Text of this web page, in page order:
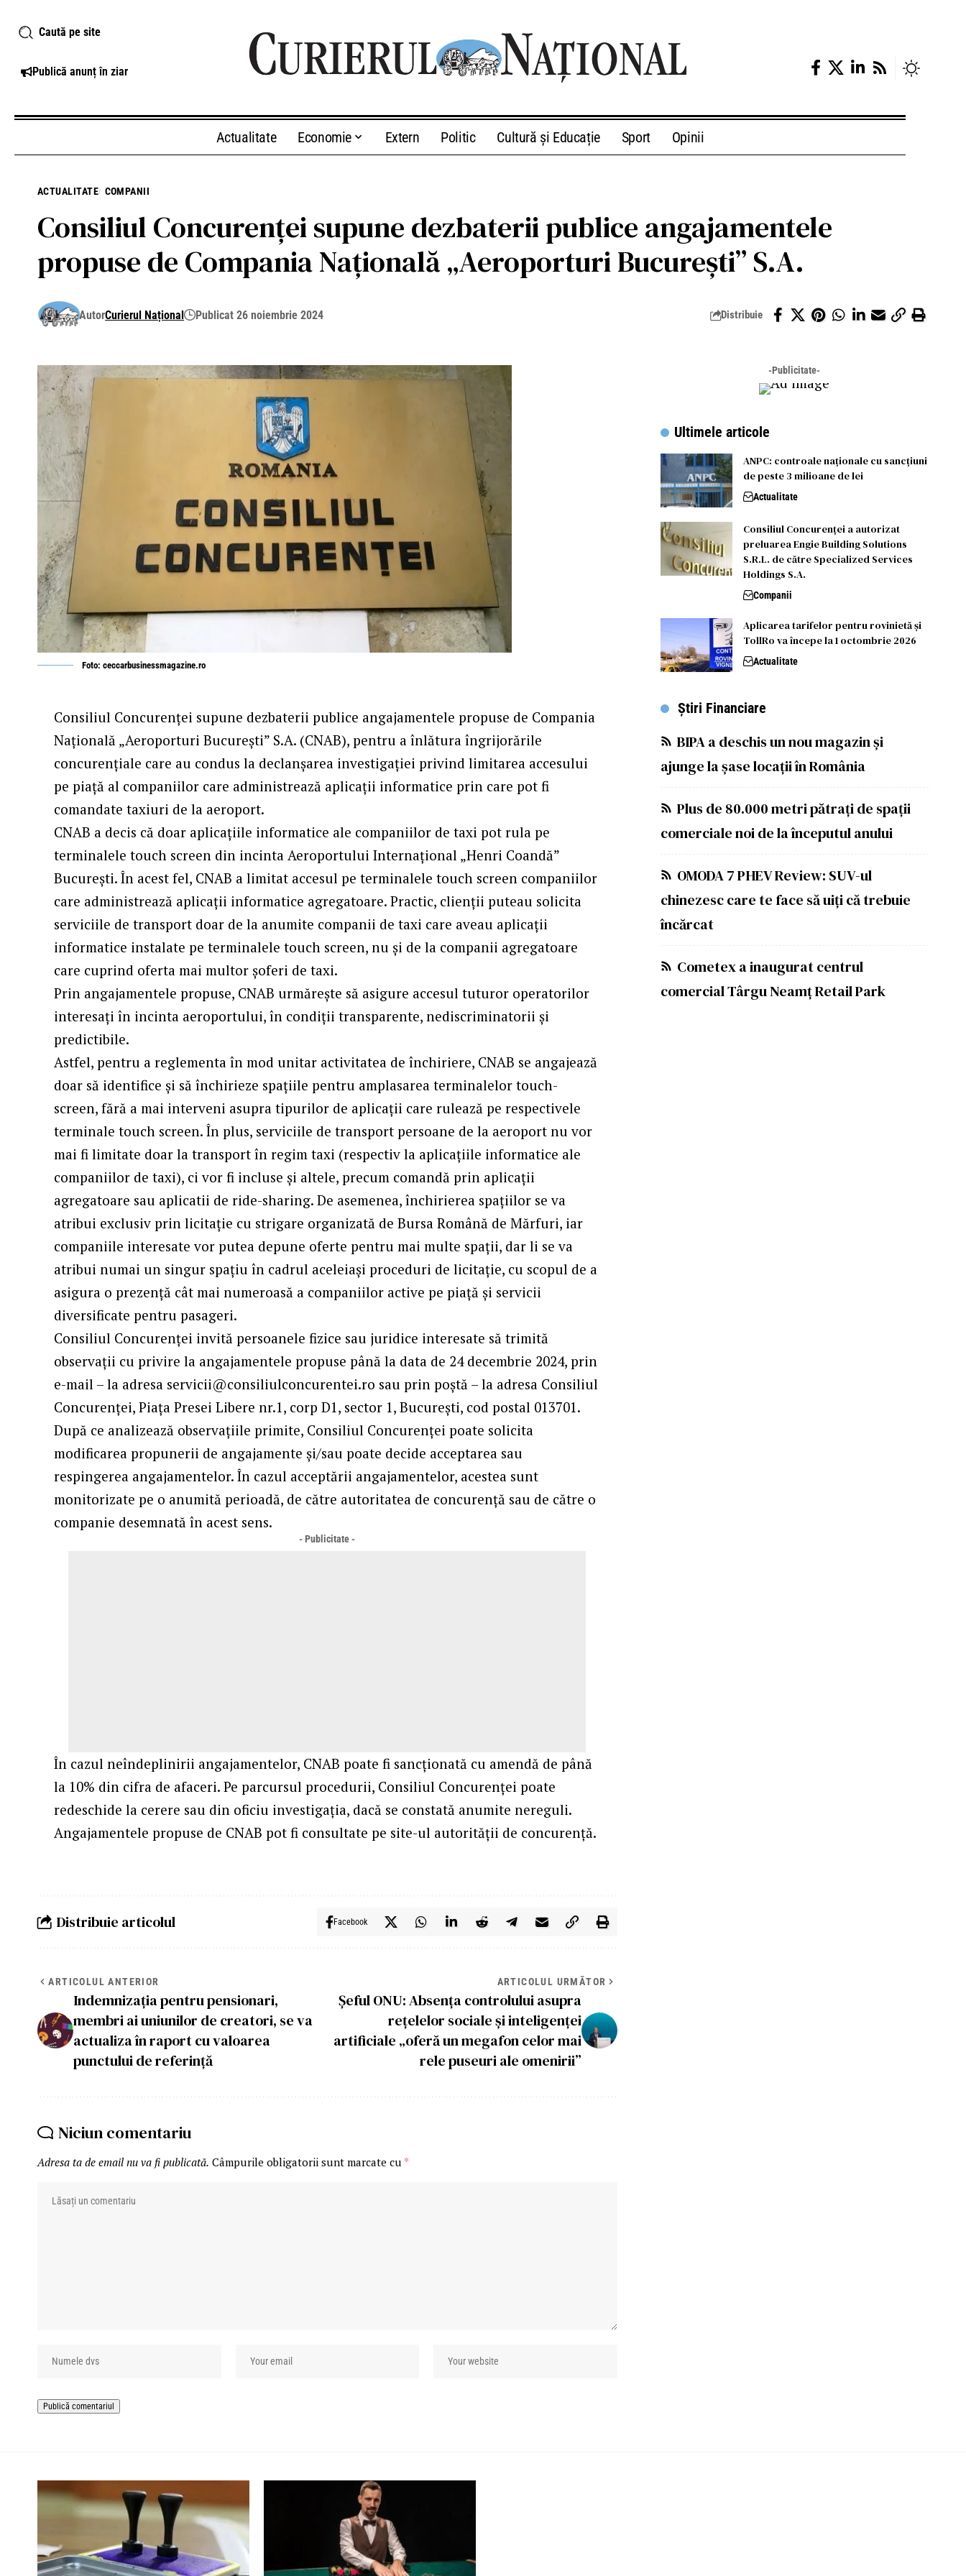
Caută pe site
Publică anunț în ziar
Actualitate Economie Extern Politic Cultură și Educație Sport Opinii
ACTUALITATE COMPANII
Consiliul Concurenţei supune dezbaterii publice angajamentele
propuse de Compania Națională „Aeroporturi București” S.A.
AutorCurierul Național Publicat 26 noiembrie 2024 Distribuie
Foto: ceccarbusinessmagazine.ro
Consiliul Concurenţei supune dezbaterii publice angajamentele propuse de Compania
Națională „Aeroporturi București” S.A. (CNAB), pentru a înlătura îngrijorările
concurențiale care au condus la declanșarea investigației privind limitarea accesului
pe piață al companiilor care administrează aplicații informatice prin care pot fi
comandate taxiuri de la aeroport.
CNAB a decis că doar aplicațiile informatice ale companiilor de taxi pot rula pe
terminalele touch screen din incinta Aeroportului Internațional „Henri Coandă”
București. În acest fel, CNAB a limitat accesul pe terminalele touch screen companiilor
care administrează aplicații informatice agregatoare. Practic, clienții puteau solicita
serviciile de transport doar de la anumite companii de taxi care aveau aplicații
informatice instalate pe terminalele touch screen, nu și de la companii agregatoare
care cuprind oferta mai multor șoferi de taxi.
Prin angajamentele propuse, CNAB urmărește să asigure accesul tuturor operatorilor
interesați în incinta aeroportului, în condiții transparente, nediscriminatorii și
predictibile.
Astfel, pentru a reglementa în mod unitar activitatea de închiriere, CNAB se angajează
doar să identifice și să închirieze spațiile pentru amplasarea terminalelor touch-
screen, fără a mai interveni asupra tipurilor de aplicații care rulează pe respectivele
terminale touch screen. În plus, serviciile de transport persoane de la aeroport nu vor
mai fi limitate doar la transport în regim taxi (respectiv la aplicațiile informatice ale
companiilor de taxi), ci vor fi incluse și altele, precum comandă prin aplicații
agregatoare sau aplicatii de ride-sharing. De asemenea, închirierea spațiilor se va
atribui exclusiv prin licitație cu strigare organizată de Bursa Română de Mărfuri, iar
companiile interesate vor putea depune oferte pentru mai multe spații, dar li se va
atribui numai un singur spațiu în cadrul aceleiași proceduri de licitație, cu scopul de a
asigura o prezență cât mai numeroasă a companiilor active pe piață și servicii
diversificate pentru pasageri.
Consiliul Concurenţei invită persoanele fizice sau juridice interesate să trimită
observaţii cu privire la angajamentele propuse până la data de 24 decembrie 2024, prin
e-mail – la adresa servicii@consiliulconcurentei.ro sau prin poştă – la adresa Consiliul
Concurenţei, Piaţa Presei Libere nr.1, corp D1, sector 1, Bucureşti, cod postal 013701.
După ce analizează observațiile primite, Consiliul Concurenței poate solicita
modificarea propunerii de angajamente și/sau poate decide acceptarea sau
respingerea angajamentelor. În cazul acceptării angajamentelor, acestea sunt
monitorizate pe o anumită perioadă, de către autoritatea de concurenţă sau de către o
companie desemnată în acest sens.
- Publicitate -
În cazul neîndeplinirii angajamentelor, CNAB poate fi sancţionată cu amendă de până
la 10% din cifra de afaceri. Pe parcursul procedurii, Consiliul Concurenţei poate
redeschide la cerere sau din oficiu investigaţia, dacă se constată anumite nereguli.
Angajamentele propuse de CNAB pot fi consultate pe site-ul autorității de concurență.
Distribuie articolul Facebook
ARTICOLUL ANTERIOR
Indemnizația pentru pensionari,
membri ai uniunilor de creatori, se va
actualiza în raport cu valoarea
punctului de referință
ARTICOLUL URMĂTOR
Șeful ONU: Absenţa controlului asupra
reţelelor sociale şi inteligenţei
artificiale „oferă un megafon celor mai
rele puseuri ale omenirii”
Niciun comentariu
Adresa ta de email nu va fi publicată. Câmpurile obligatorii sunt marcate cu *
-Publicitate-
Ultimele articole
ANPC: controale naționale cu sancțiuni
de peste 3 milioane de lei
Actualitate
Consiliul Concurenţei a autorizat
preluarea Engie Building Solutions
S.R.L. de către Specialized Services
Holdings S.A.
Companii
Aplicarea tarifelor pentru rovinietă și
TollRo va începe la 1 octombrie 2026
Actualitate
Știri Financiare
BIPA a deschis un nou magazin și
ajunge la șase locații în România
Plus de 80.000 metri pătrați de spații
comerciale noi de la începutul anului
OMODA 7 PHEV Review: SUV-ul
chinezesc care te face să uiți că trebuie
încărcat
Cometex a inaugurat centrul
comercial Târgu Neamț Retail Park